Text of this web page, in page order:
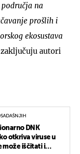
na
prošlih i
ekosustava
autori
DNK
otkriva viruse u
može iščitati i